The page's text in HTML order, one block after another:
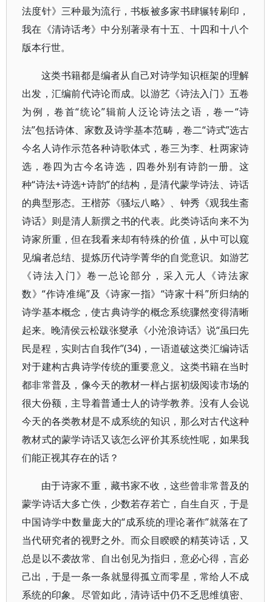
法度针》三种最为流行，书板被多家书肆辗转刷印，
我在《清诗话考》中分别著录有十五、十四和十八个
版本行世。
这类书籍都是编者从自己对诗学知识框架的理解
出发，汇编前代诗论而成。以游艺《诗法入门》五卷
为例，卷首“统论”辑前人泛论诗法之语，卷一“诗
法”包括诗体、家数及诗学基本范畴，卷二“诗式”选古
今名人诗作示范各种诗歌体式，卷三为李、杜两家诗
选，卷四为古今名诗选，四卷外别有诗韵一册。这
种“诗法+诗选+诗韵”的结构，是清代蒙学诗法、诗话
的典型形态。王楷苏《骚坛八略》、钟秀《观我生斋
诗话》则是清人新撰之书的代表。此类诗话向来不为
诗家所重，但在我看来却有特殊的价值，从中可以窥
见编者总结、提炼历代诗学菁华的自觉意识。如游艺
《诗法入门》卷一总论部分，采入元人《诗法家
数》“作诗准绳”及《诗家一指》“诗家十科”所归纳的
诗学基本概念，使古典诗学的概念系统骤然变得清晰
起来。晚清侯云松跋张燮承《小沧浪诗话》说“虽曰先
民是程，实则古自我作”(34)，一语道破这类汇编诗话
对于建构古典诗学传统的重要意义。这类书籍在当时
都非常普及，像今天的教材一样占据初级阅读市场的
很大份额，主导着普通士人的诗学教养。没有人会说
今天的各类教材是不成系统的知识，那么对古代这种
教材式的蒙学诗话又该怎么评价其系统性呢，如果我
们能正视其存在的话？
由于诗家不重，藏书家不收，这些曾非常普及的
蒙学诗话大多亡佚，少数若存若亡，自生自灭，于是
中国诗学中数量庞大的“成系统的理论著作”就落在了
当代研究者的视野之外。而众目睽睽的精英诗话，又
总是以不袭故常、自出创见为指归，意必心得，言必
己出，于是一条一条就显得孤立而零星，常给人不成
系统的印象。尽管如此，清诗话中仍不乏思维缜密、